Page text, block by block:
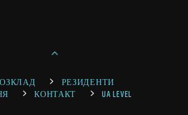
РЕЗИДЕНТИ
КОНТАКТ UA LEVEL